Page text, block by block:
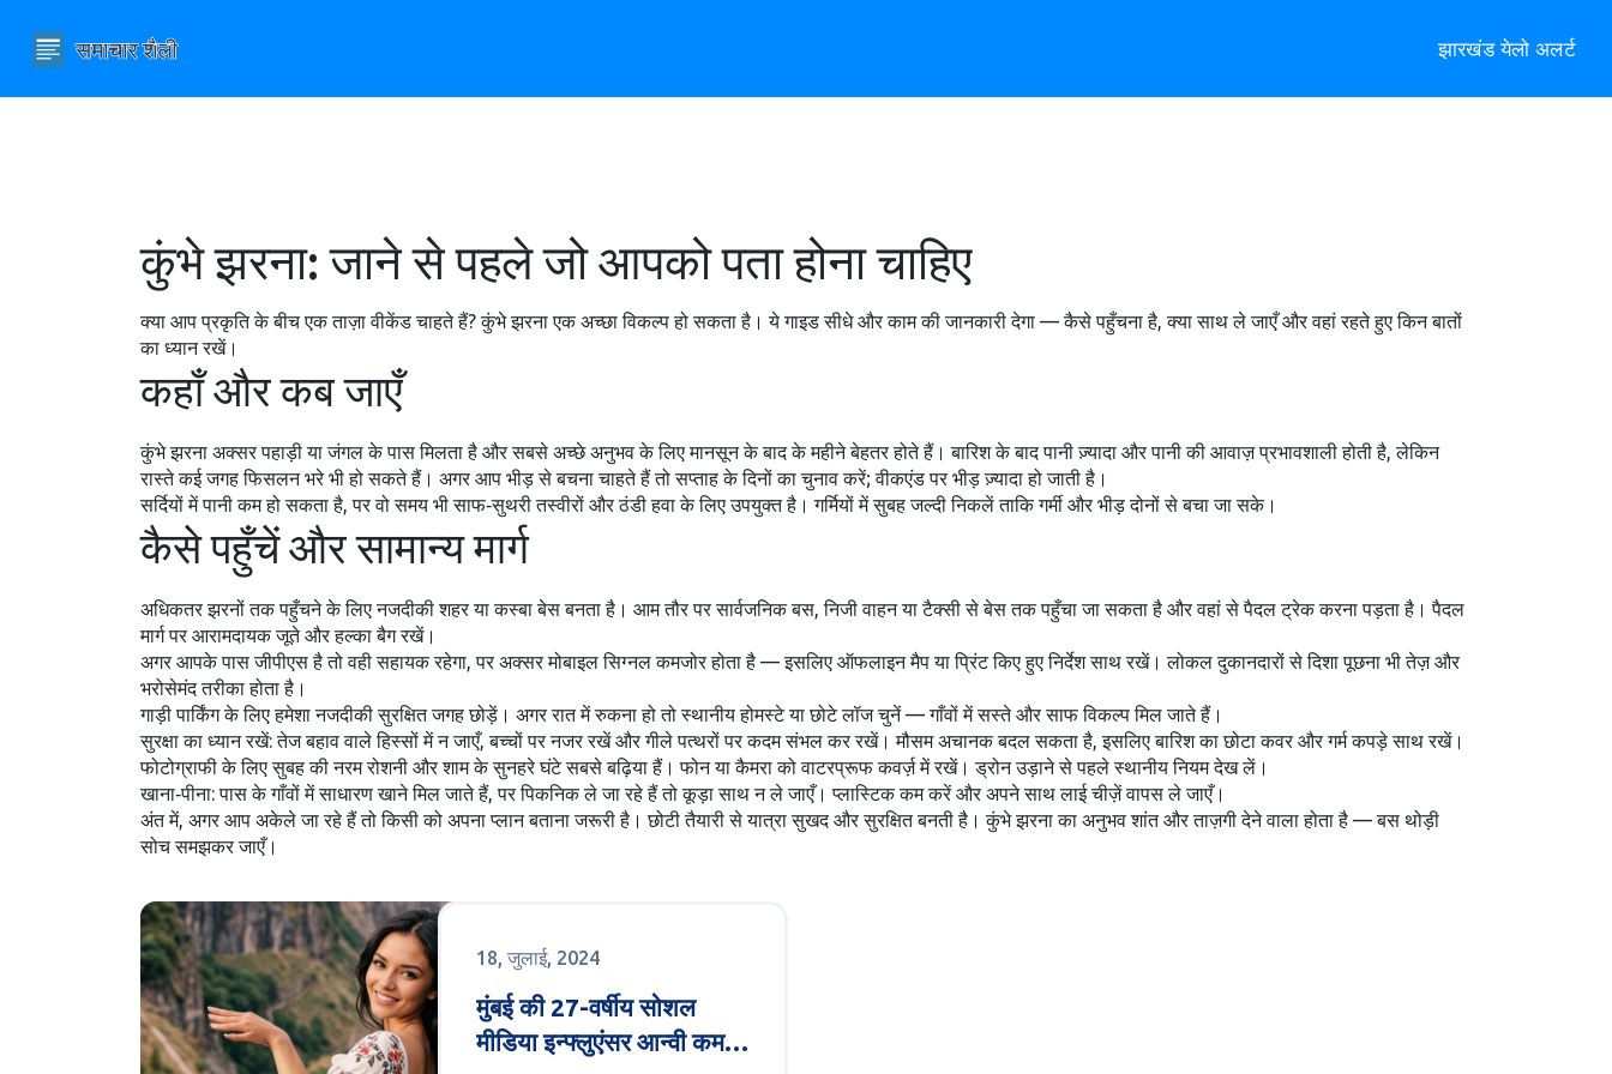
झारखंड येलो अलर्ट
कुंभे झरना: जाने से पहले जो आपको पता होना चाहिए
क्या आप प्रकृति के बीच एक ताज़ा वीकेंड चाहते हैं? कुंभे झरना एक अच्छा विकल्प हो सकता है। ये गाइड सीधे और काम की जानकारी देगा — कैसे पहुँचना है, क्या साथ ले जाएँ और वहां रहते हुए किन बातों
का ध्यान रखें।
कहाँ और कब जाएँ
कुंभे झरना अक्सर पहाड़ी या जंगल के पास मिलता है और सबसे अच्छे अनुभव के लिए मानसून के बाद के महीने बेहतर होते हैं। बारिश के बाद पानी ज़्यादा और पानी की आवाज़ प्रभावशाली होती है, लेकिन
रास्ते कई जगह फिसलन भरे भी हो सकते हैं। अगर आप भीड़ से बचना चाहते हैं तो सप्ताह के दिनों का चुनाव करें; वीकएंड पर भीड़ ज़्यादा हो जाती है।
सर्दियों में पानी कम हो सकता है, पर वो समय भी साफ‑सुथरी तस्वीरों और ठंडी हवा के लिए उपयुक्त है। गर्मियों में सुबह जल्दी निकलें ताकि गर्मी और भीड़ दोनों से बचा जा सके।
कैसे पहुँचें और सामान्य मार्ग
अधिकतर झरनों तक पहुँचने के लिए नजदीकी शहर या कस्बा बेस बनता है। आम तौर पर सार्वजनिक बस, निजी वाहन या टैक्सी से बेस तक पहुँचा जा सकता है और वहां से पैदल ट्रेक करना पड़ता है। पैदल
मार्ग पर आरामदायक जूते और हल्का बैग रखें।
अगर आपके पास जीपीएस है तो वही सहायक रहेगा, पर अक्सर मोबाइल सिग्नल कमजोर होता है — इसलिए ऑफलाइन मैप या प्रिंट किए हुए निर्देश साथ रखें। लोकल दुकानदारों से दिशा पूछना भी तेज़ और
भरोसेमंद तरीका होता है।
गाड़ी पार्किंग के लिए हमेशा नजदीकी सुरक्षित जगह छोड़ें। अगर रात में रुकना हो तो स्थानीय होमस्टे या छोटे लॉज चुनें — गाँवों में सस्ते और साफ विकल्प मिल जाते हैं।
सुरक्षा का ध्यान रखें: तेज बहाव वाले हिस्सों में न जाएँ, बच्चों पर नजर रखें और गीले पत्थरों पर कदम संभल कर रखें। मौसम अचानक बदल सकता है, इसलिए बारिश का छोटा कवर और गर्म कपड़े साथ रखें।
फोटोग्राफी के लिए सुबह की नरम रोशनी और शाम के सुनहरे घंटे सबसे बढ़िया हैं। फोन या कैमरा को वाटरप्रूफ कवर्ज़ में रखें। ड्रोन उड़ाने से पहले स्थानीय नियम देख लें।
खाना‑पीना: पास के गाँवों में साधारण खाने मिल जाते हैं, पर पिकनिक ले जा रहे हैं तो कूड़ा साथ न ले जाएँ। प्लास्टिक कम करें और अपने साथ लाई चीज़ें वापस ले जाएँ।
अंत में, अगर आप अकेले जा रहे हैं तो किसी को अपना प्लान बताना जरूरी है। छोटी तैयारी से यात्रा सुखद और सुरक्षित बनती है। कुंभे झरना का अनुभव शांत और ताज़गी देने वाला होता है — बस थोड़ी
सोच समझकर जाएँ।
18, जुलाई, 2024
मुंबई की 27-वर्षीय सोशल
मीडिया इन्फ्लुएंसर आन्वी कमदार